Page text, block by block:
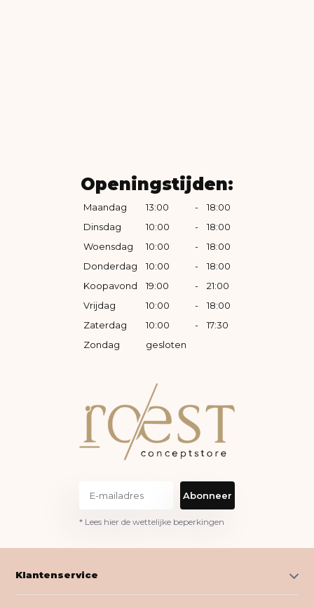
Openingstijden:
Maandag 13:00 -
18:00
Dinsdag
10:00 -
18:00
Woensdag
10:00 -
18:00
Donderdag
10:00 -
18:00
Koopavond
19:00 -
21:00
Vrijdag
10:00 -
18:00
Zaterdag
10:00 -
17:30
Zondag
gesloten
Abonneer
* Lees hier de wettelijke beperkingen
Klantenservice